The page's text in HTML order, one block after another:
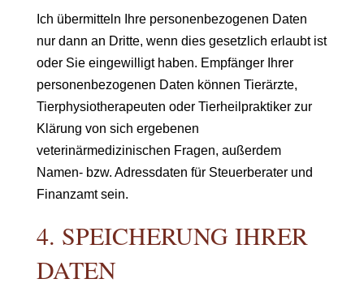
Ich übermitteln Ihre personenbezogenen Daten
nur dann an Dritte, wenn dies gesetzlich erlaubt ist
oder Sie eingewilligt haben. Empfänger Ihrer
personenbezogenen Daten können Tierärzte,
Tierphysiotherapeuten oder Tierheilpraktiker zur
Klärung von sich ergebenen
veterinärmedizinischen Fragen, außerdem
Namen- bzw. Adressdaten für Steuerberater und
Finanzamt sein.
4. SPEICHERUNG IHRER
DATEN